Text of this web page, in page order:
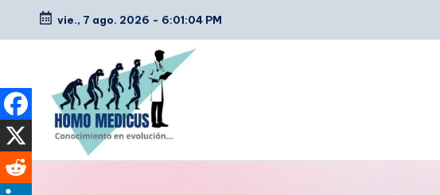
Saltar
contenido
vie., 7 ago. 2026 - 6:01:05 PM